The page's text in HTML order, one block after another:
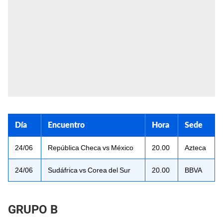
Día Encuentro Hora Sede
24/06 República Checa vs México 20.00 Azteca
24/06 Sudáfrica vs Corea del Sur 20.00 BBVA
GRUPO B